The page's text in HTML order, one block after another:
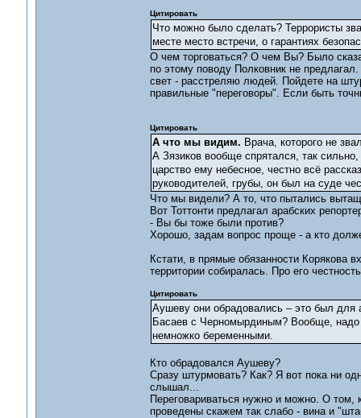
Цитировать
Что можно было сделать? Террористы
месте место встречи, о гарантиях
О чем торговаться? О чем Вы? Было
по этому поводу Полковник не
свет - расстреляю людей. Пойдете на
правильные "переговоры". Если быть
Цитировать
А что мы видим. Врача, которого не
А Зязиков вообще спрятался, так
царство ему небесное, честно всё
руководителей, грубы, он был на суде
Что мы видели? А то, что пытались
Вот Тоттонти предлагал арабских
- Вы бы тоже были против?
Хорошо, задам вопрос проще - а кто
Кстати, в прямые обязанности Корякова
территории собиралась. Про его
Цитировать
Аушеву они обрадовались – это был для
Басаев с Черномырдиным? Вообще, надо
немножко беременными.
Кто обрадовался Аушеву?
Сразу штурмовать? Как? Я вот пока ни
слышал...
Переговариваться нужно и можно. О том,
проведены скажем так слабо - вина и